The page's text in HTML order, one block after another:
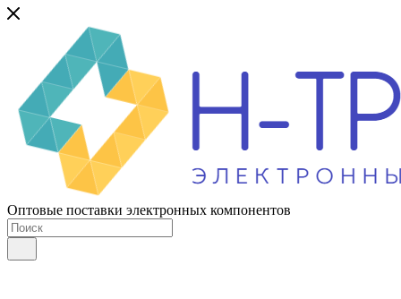
Оптовые поставки электронных компонентов